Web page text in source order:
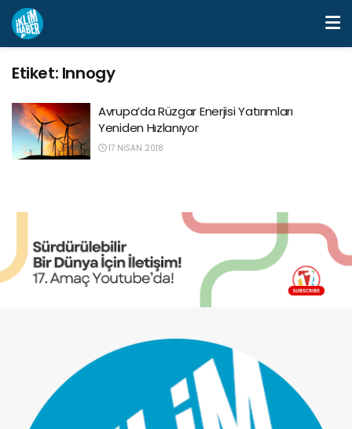
Etiket: Innogy
Avrupa’da Rüzgar Enerjisi Yatırımları
Yeniden Hızlanıyor
17 NISAN 2018